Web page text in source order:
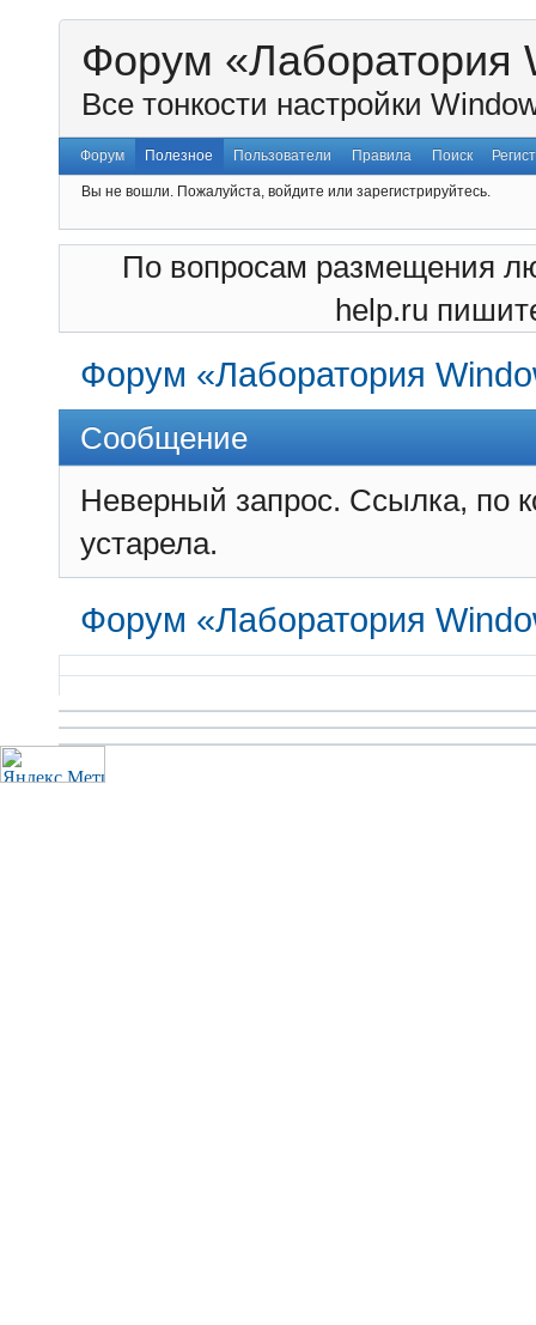
Форум «Лаборатория
Все тонкости настройки
Форум Полезное Пользователи Правила Поиск
Вы не вошли. Пожалуйста, войдите или зарегистрируйтесь.
По вопросам размещения
help.ru
Форум «Лаборатория
Сообщение
Неверный запрос. Ссылка, по
устарела.
Форум «Лаборатория